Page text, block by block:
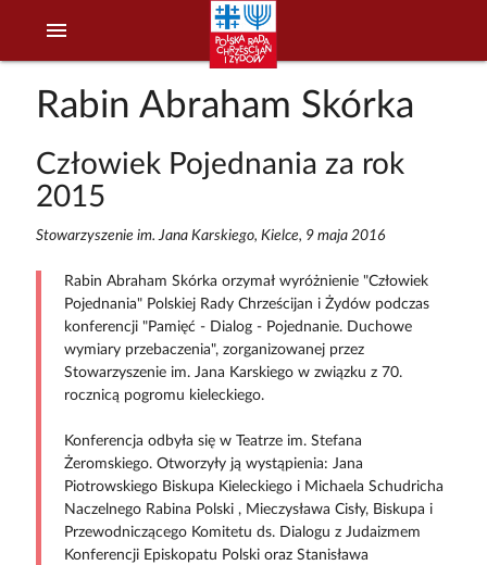
menu
Rabin Abraham Skórka
Człowiek Pojednania za rok
2015
Stowarzyszenie im. Jana Karskiego, Kielce, 9 maja 2016
Rabin Abraham Skórka orzymał wyróżnienie "Człowiek
Pojednania" Polskiej Rady Chrześcijan i Żydów podczas
konferencji "Pamięć - Dialog - Pojednanie. Duchowe
wymiary przebaczenia", zorganizowanej przez
Stowarzyszenie im. Jana Karskiego w związku z 70.
rocznicą pogromu kieleckiego.
Konferencja odbyła się w Teatrze im. Stefana
Żeromskiego. Otworzyły ją wystąpienia: Jana
Piotrowskiego Biskupa Kieleckiego i Michaela Schudricha
Naczelnego Rabina Polski , Mieczysława Cisły, Biskupa i
Przewodniczącego Komitetu ds. Dialogu z Judaizmem
Konferencji Episkopatu Polski oraz Stanisława